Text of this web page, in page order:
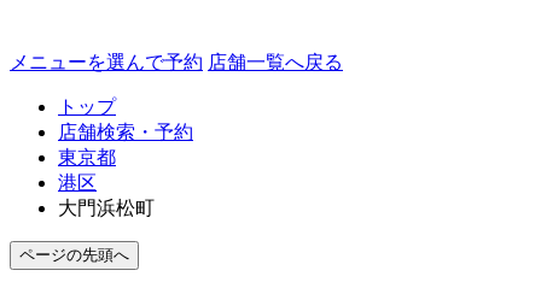
メニューを選んで予約 店舗一覧へ戻る
トップ
店舗検索・予約
東京都
港区
大門浜松町
ページの先頭へ